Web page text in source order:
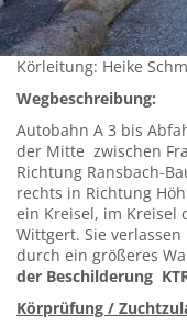
Körleitung: Heike
Wegbeschreibung:
Autobahn A 3 bis
der Mitte zwischen
Richtung Ransbach-
rechts in Richtung
ein Kreisel, im Kreisel
Wittgert. Sie
durch ein größeres
der Beschilderung
Körprüfung /